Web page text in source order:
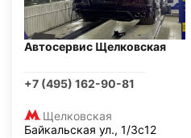
Автосервис Щелковская
+7 (495) 162-90-81
Щелковская
Байкальская ул., 1/3с12